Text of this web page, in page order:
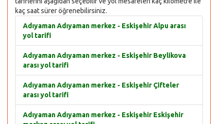
kaç saat sürer öğrenebilirsiniz.
Adıyaman Adıyaman merkez - Eskişehir Alpu arası
yol tarifi
Adıyaman Adıyaman merkez - Eskişehir Beylikova
arası yol tarifi
Adıyaman Adıyaman merkez - Eskişehir Çifteler
arası yol tarifi
Adıyaman Adıyaman merkez - Eskişehir Eskişehir